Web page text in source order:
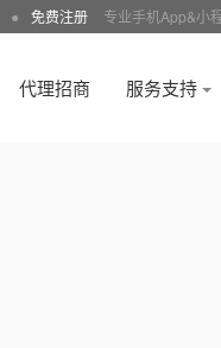
● 免费注册 专业手机App&小
代理招商 服务支持